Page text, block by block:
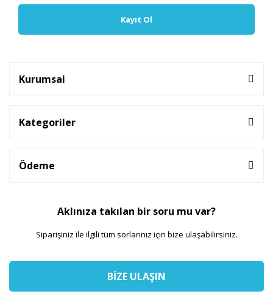
Kayıt Ol
Kurumsal
Kategoriler
Ödeme
Aklınıza takılan bir soru mu var?
Siparişiniz ile ilgili tüm sorlarınız için bize ulaşabilirsiniz.
BİZE ULAŞIN